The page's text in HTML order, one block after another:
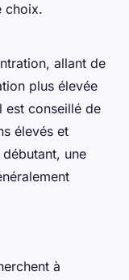
choix.
allant de
plus élevée
est conseillé de
élevés et
une
à